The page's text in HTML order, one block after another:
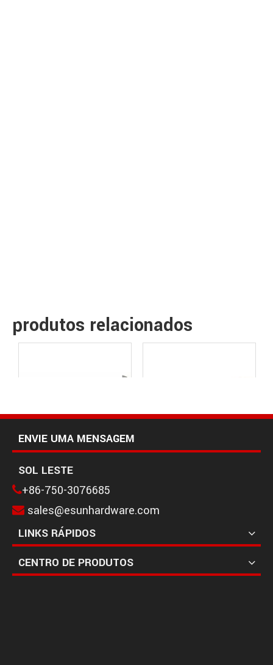
produtos relacionados
ENVIE UMA MENSAGEM
SOL LESTE
+86-750-3076685
 sales@esunhardware.com
LINKS RÁPIDOS
CENTRO DE PRODUTOS